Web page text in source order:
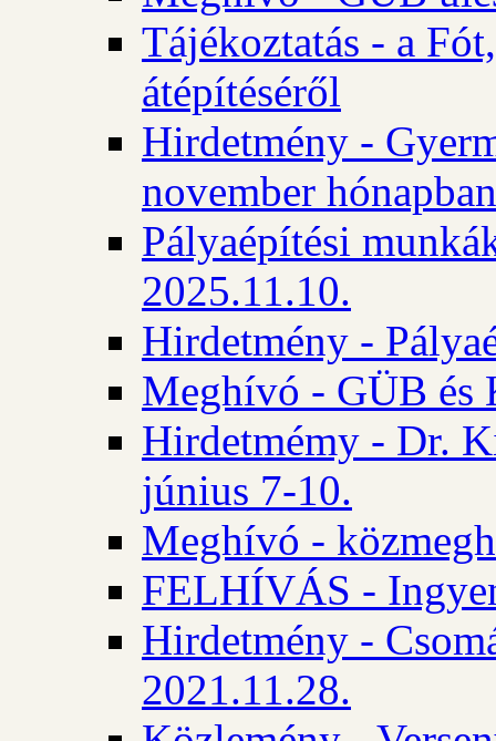
Tájékoztatás - a
átépítéséről
Hirdetmény -
november hónapban
Pályaépítési
2025.11.10.
Hirdetmény -
Meghívó - GÜB és
Hirdetmémy - Dr.
június 7-10.
Meghívó -
FELHÍVÁS -
Hirdetmény -
2021.11.28.